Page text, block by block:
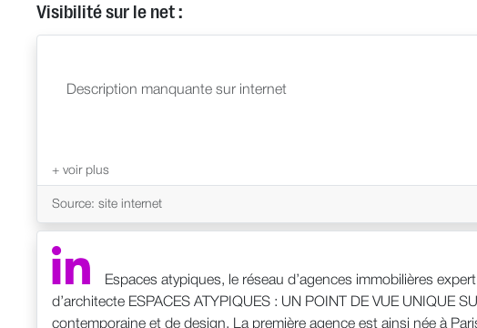
Visibilité sur le net :
Description manquante sur internet
Source: site internet
Espaces atypiques, le réseau d’agences immobilières
d’architecte ESPACES ATYPIQUES : UN POINT DE VUE UNIQUE
contemporaine et de design. La première agence est ainsi née à